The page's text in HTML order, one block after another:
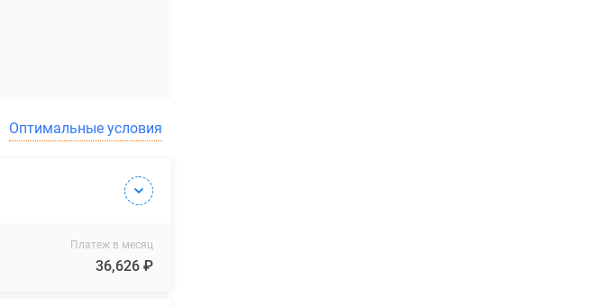
Оптимальные условия
Платеж в месяц
36,626 ₽